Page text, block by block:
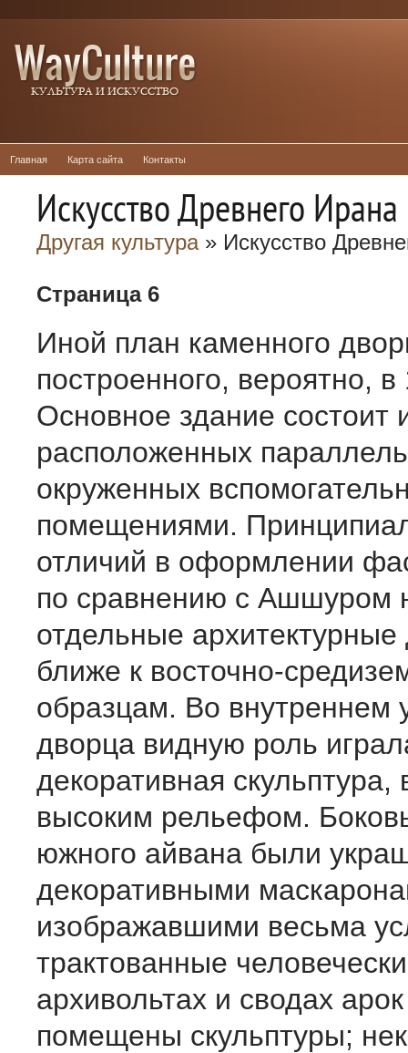
Главная Карта сайта Контакты
Искусство Древнего Ирана
Другая культура» Искусство
Страница 6
Иной план каменного
построенного, вероятно,
Основное здание состоит
расположенных
окруженных
помещениями.
отличий в оформлении
по сравнению с Ашшуром
отдельные архитектурные
ближе к восточно-
образцам. Во внутреннем
дворца видную роль
декоративная
высоким рельефом.
южного айвана были
декоративными
изображавшими весьма
трактованные
архивольтах и сводах
помещены скульптуры;